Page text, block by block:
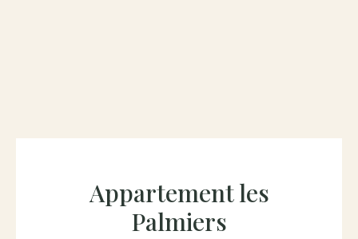
Appartement les
Palmiers